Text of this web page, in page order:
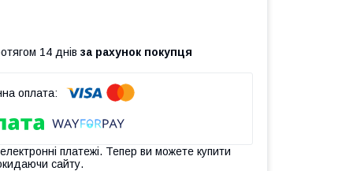
14 днів за рахунок покупця
платежі. Тепер ви можете купити
сайту.